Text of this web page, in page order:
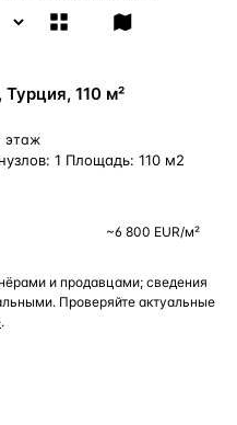
110 м²
этаж
1 Площадь: 110 м2
~6 800 EUR/м²
и продавцами; сведения
Проверяйте актуальные
.